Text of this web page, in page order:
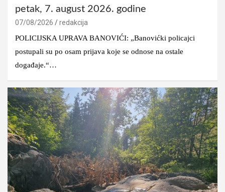
petak, 7. august 2026. godine
07/08/2026
redakcija
POLICIJSKA UPRAVA BANOVIĆI: „Banovićki policajci
postupali su po osam prijava koje se odnose na ostale
događaje.“…